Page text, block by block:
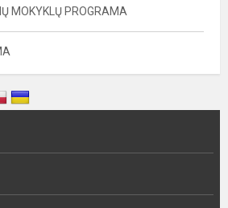
MOKYKLŲ PROGRAMA